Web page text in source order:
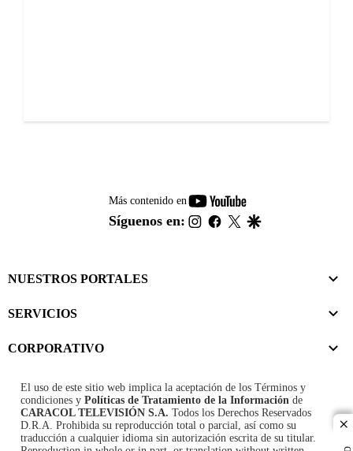
Más contenido en
youtube-
footer
Síguenos en: instagram
facebook
twitter
NUESTROS PORTALES
SERVICIOS
CORPORATIVO
El uso de este sitio web implica la aceptación de los Términos y
condiciones y Políticas de Tratamiento de la Información de
CARACOL TELEVISIÓN S.A. Todos los Derechos Reservados
D.R.A. Prohibida su reproducción total o parcial, así como su
traducción a cualquier idioma sin autorización escrita de su titular.